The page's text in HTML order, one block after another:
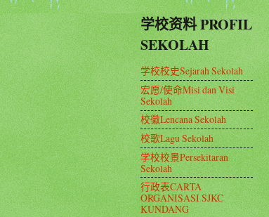
学校资料 PROFIL
SEKOLAH
学校校史Sejarah Sekolah
宏愿/使命Misi dan Visi
Sekolah
校徽Lencana Sekolah
校歌Lagu Sekolah
学校校景Persekitaran
Sekolah
行政表CARTA
ORGANISASI SJKC
KUNDANG